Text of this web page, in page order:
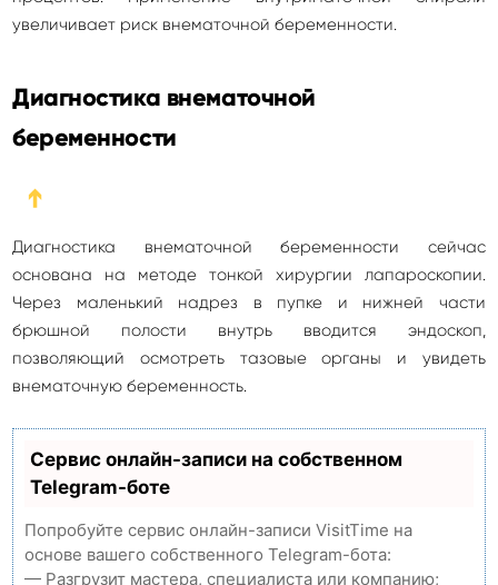
увеличивает риск внематочной беременности.
Диагностика внематочной
беременности
➔
Диагностика внематочной беременности сейчас
основана на методе тонкой хирургии лапароскопии.
Через маленький надрез в пупке и нижней части
брюшной полости внутрь вводится эндоскоп,
позволяющий осмотреть тазовые органы и увидеть
внематочную беременность.
Сервис онлайн-записи на собственном
Telegram-боте
Попробуйте сервис онлайн-записи VisitTime на
основе вашего собственного Telegram-бота:
— Разгрузит мастера, специалиста или компанию;